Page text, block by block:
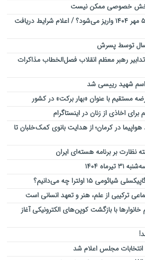
خصوصی ممکن نیست
سود سهام عدالت امروز ۵ مهر ۱۴۰۴ واریز می‌شود؟ / اعلام شرایط دریافت
توسط پسرش
رهبر معظم انقلاب فصل‌الخطاب مذاکرات
اسم شهید رییسی شد
مستقیم با عنوان «بهار برکت» در کشور
اخاذی از زنان در اینستاگرام
در کرمان؛ از هدایت بانوی کمک‌خلبان تا
بر برنامه هسته‌ای ایران
۱۴۰۴
ترکیبی از علم، هنر و تعهد انسانی است
با بازگشت کوپن‌های الکترونیکی آغاز
انتخابات مجلس اعلام شد